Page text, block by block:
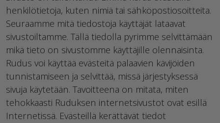
henkilötietoja, kuten nimiä tai sähköpostiosoitteita.
Seuraamme mitä tiedostoja käyttäjät lataavat
sivustoiltamme. Tällä tiedolla pyrimme selvittämään
mikä tieto on sivustomme käyttäjille olennaisinta.
Rudus voi käyttää evästeitä palaavien kävijöiden
tunnistamiseen ja selvittää, missä järjestyksessä
sivuja käytetään. Tavoitteena on mitata, miten
tehokkaasti Ruduksen internetsivustot ovat esillä
Internetissä. Evästeillä kerättävät tiedot